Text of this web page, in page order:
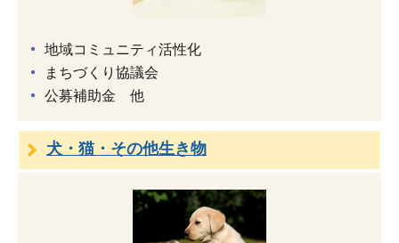
地域コミュニティ活性化
まちづくり協議会
公募補助金 他
犬・猫・その他生き物